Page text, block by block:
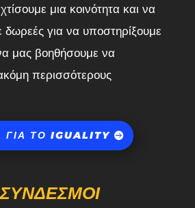
μια κοινότητα και να
για να υποστηρίξουμε
μας βοηθήσουμε να
περισσότερους
ΓΙΑ ΤΟ IGUALITY